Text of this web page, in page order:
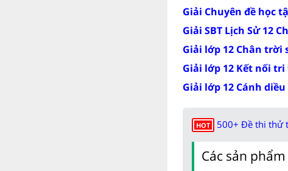
Giải Chuyên đề học
Giải SBT Lịch Sử 12
Giải lớp 12 Chân trời
Giải lớp 12 Kết nối
Giải lớp 12 Cánh
HOT 500+ Đề thi thử
Các sản